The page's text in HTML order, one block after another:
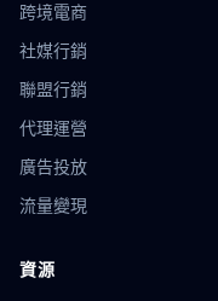
跨境電商
社媒行銷
聯盟行銷
代理運營
廣告投放
流量變現
資源